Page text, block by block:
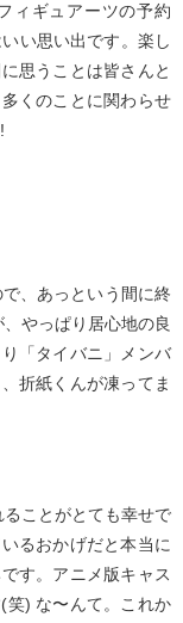
ィギュアーツの予約
い思い出です。楽し
思うことは皆さんと
くのことに関わらせ
、あっという間に終
やっぱり居心地の良
「タイバニ」メンバ
折紙くんが凍ってま
ことがとても幸せで
るおかげだと本当に
す。アニメ版キャス
笑) な〜んて。これか